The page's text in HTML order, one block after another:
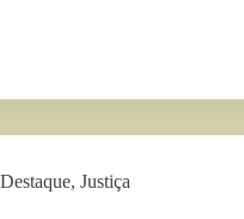
Destaque,Justiça